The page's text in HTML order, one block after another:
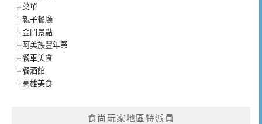
菜單
親子餐廳
金門景點
阿美族豐年祭
餐車美食
餐酒館
高雄美食
食尚玩家地區特派員